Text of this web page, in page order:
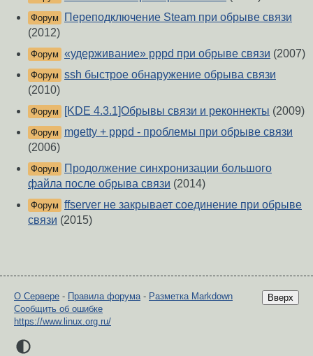
Форум
Переподключение Steam при обрыве связи
(2012)
Форум «удерживание» pppd при обрыве связи (2007)
Форум ssh быстрое обнаружение обрыва связи
(2010)
Форум [KDE 4.3.1]Обрывы связи и реконнекты (2009)
Форум
mgetty + pppd - проблемы при обрыве связи
(2006)
Форум
Продолжение синхронизации большого
файла после обрыва связи (2014)
Форум ffserver не закрывает соединение при обрыве
связи (2015)
Вверх
О Сервере - Правила форума- Разметка Markdown
Сообщить об ошибке
https://www.linux.org.ru/